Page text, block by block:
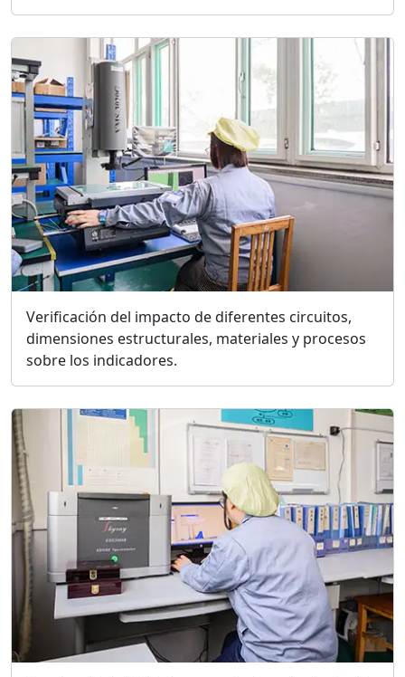
Verificación del impacto de diferentes circuitos,
dimensiones estructurales, materiales y procesos
sobre los indicadores.